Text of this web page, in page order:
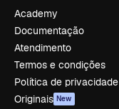
Academy
Documentação
Atendimento
Termos e condições
Política de privacidade
Originais New